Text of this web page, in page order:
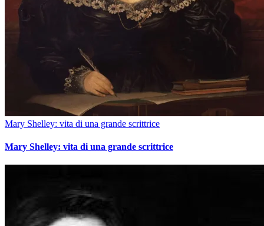
Mary Shelley: vita di una grande scrittrice
Mary Shelley: vita di una grande scrittrice